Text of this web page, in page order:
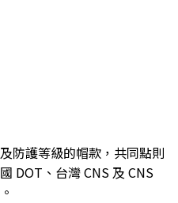
防護等級的帽款，共同點則
DOT、台灣 CNS 及 CNS